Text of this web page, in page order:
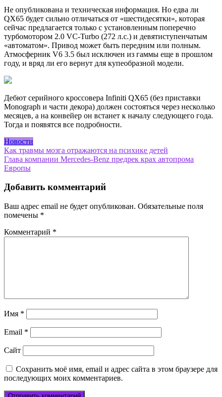
Не опубликована и техническая информация. Но едва ли
QX65 будет сильно отличаться от «шестидесятки», которая
сейчас предлагается только с установленным поперечно
турбомотором 2.0 VC-Turbo (272 л.с.) и девятиступенчатым
«автоматом». Привод может быть передним или полным.
Атмосферник V6 3.5 был исключен из гаммы еще в прошлом
году, и вряд ли его вернут для купеобразной модели.
Дебют серийного кроссовера Infiniti QX65 (без приставки
Monograph и части декора) должен состояться через несколько
месяцев, а на конвейер он встанет к началу следующего года.
Тогда и появятся все подробности.
Новости
Навигация
по
Как травмы мозга отражаются на психике детей
Глава компании Mercedes-Benz предрек крах автопрома
Европы
Добавить комментарий
Ваш адрес email не будет опубликован. Обязательные поля
помечены *
Комментарий *
Имя *
Email *
Сайт
Сохранить моё имя, email и адрес сайта в этом браузере для
последующих моих комментариев.